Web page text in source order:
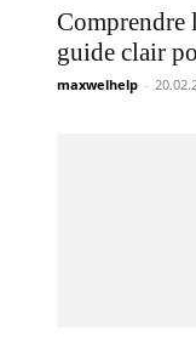
Comprendre
guide clair
maxwelhelp -